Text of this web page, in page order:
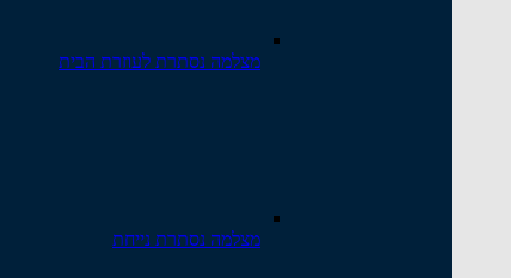
מצלמה נסתרת לעוזרת הבית
מצלמה נסתרת נייחת